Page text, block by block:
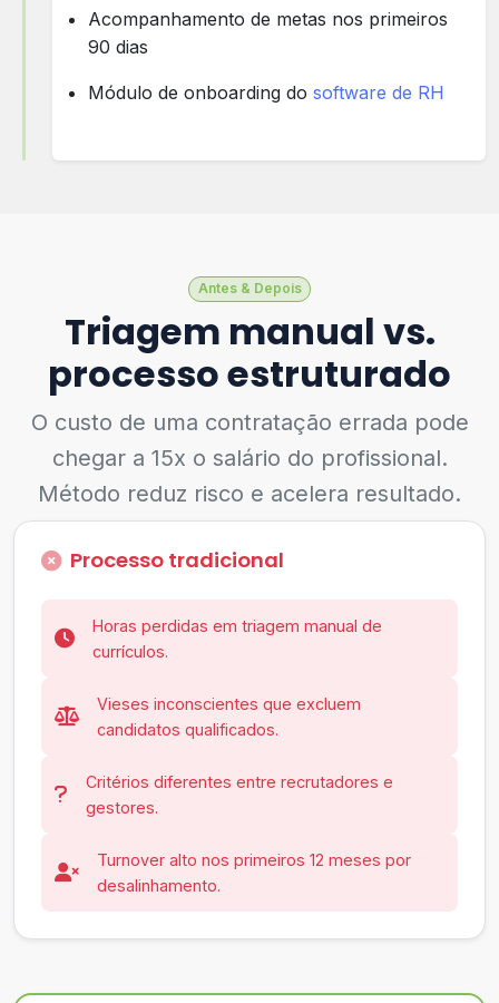
Acompanhamento de metas nos primeiros
90 dias
Módulo de onboarding do software de RH
Antes & Depois
Triagem manual vs.
processo estruturado
O custo de uma contratação errada pode
chegar a 15x o salário do profissional.
Método reduz risco e acelera resultado.
Processo tradicional
Horas perdidas em triagem manual de
currículos.
Vieses inconscientes que excluem
candidatos qualificados.
Critérios diferentes entre recrutadores e
gestores.
Turnover alto nos primeiros 12 meses por
desalinhamento.